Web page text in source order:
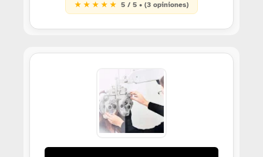
★ ★ ★ ★ ★ 5 / 5 • (3 opiniones)